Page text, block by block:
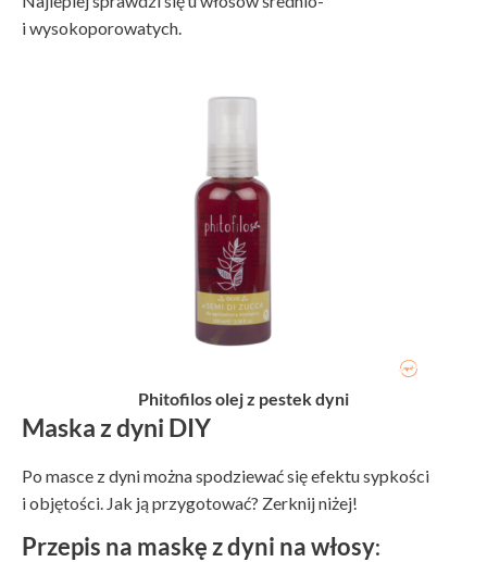
i wysokoporowatych.
Phitofilos olej z pestek dyni
Maska z dyni DIY
Po masce z dyni można spodziewać się efektu sypkości
i objętości. Jak ją przygotować? Zerknij niżej!
Przepis na maskę z dyni na włosy: